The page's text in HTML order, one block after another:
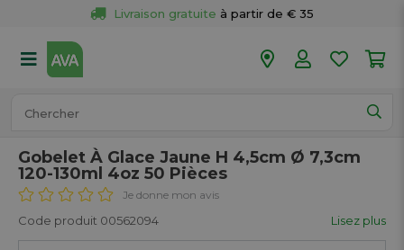
Livraison gratuite à partir de € 35
50 magasins
Gobelet À Glace Jaune H 4,5cm Ø 7,3cm
120-130ml 4oz 50 Pièces
Je donne mon avis
Code produit 00562094 Lisez plus